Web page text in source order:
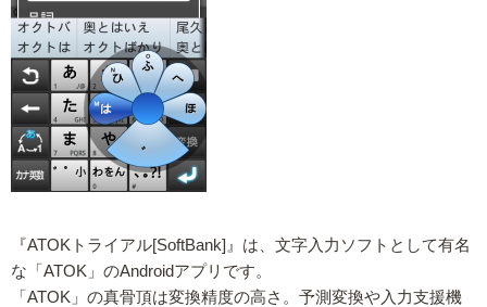
『ATOKトライアル[SoftBank]』は、文字入力ソフトとして有名
な「ATOK」のAndroidアプリです。
「ATOK」の真骨頂は変換精度の高さ。予測変換や入力支援機